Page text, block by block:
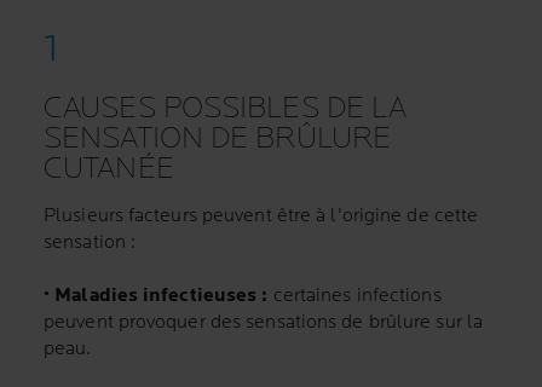
CAUSES POSSIBLES DE LA
SENSATION DE BRÛLURE
CUTANÉE
Plusieurs facteurs peuvent être à l'origine de cette
sensation :
• Maladies infectieuses : certaines infections
peuvent provoquer des sensations de brûlure sur la
peau.